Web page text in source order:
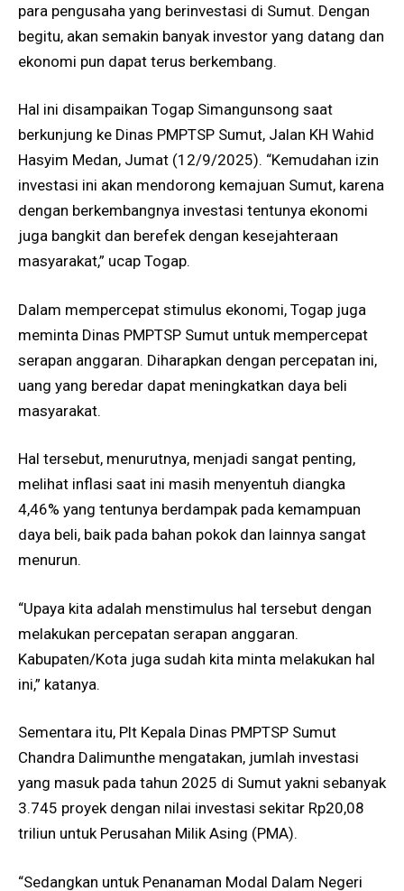
para pengusaha yang berinvestasi di Sumut. Dengan
begitu, akan semakin banyak investor yang datang dan
ekonomi pun dapat terus berkembang.
Hal ini disampaikan Togap Simangunsong saat
berkunjung ke Dinas PMPTSP Sumut, Jalan KH Wahid
Hasyim Medan, Jumat (12/9/2025). “Kemudahan izin
investasi ini akan mendorong kemajuan Sumut, karena
dengan berkembangnya investasi tentunya ekonomi
juga bangkit dan berefek dengan kesejahteraan
masyarakat,” ucap Togap.
Dalam mempercepat stimulus ekonomi, Togap juga
meminta Dinas PMPTSP Sumut untuk mempercepat
serapan anggaran. Diharapkan dengan percepatan ini,
uang yang beredar dapat meningkatkan daya beli
masyarakat.
Hal tersebut, menurutnya, menjadi sangat penting,
melihat inflasi saat ini masih menyentuh diangka
4,46% yang tentunya berdampak pada kemampuan
daya beli, baik pada bahan pokok dan lainnya sangat
menurun.
“Upaya kita adalah menstimulus hal tersebut dengan
melakukan percepatan serapan anggaran.
Kabupaten/Kota juga sudah kita minta melakukan hal
ini,” katanya.
Sementara itu, Plt Kepala Dinas PMPTSP Sumut
Chandra Dalimunthe mengatakan, jumlah investasi
yang masuk pada tahun 2025 di Sumut yakni sebanyak
3.745 proyek dengan nilai investasi sekitar Rp20,08
triliun untuk Perusahan Milik Asing (PMA).
“Sedangkan untuk Penanaman Modal Dalam Negeri